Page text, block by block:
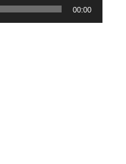
00:00